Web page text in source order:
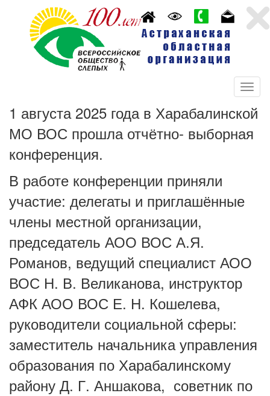
1 августа 2025 года в Харабалинской
МО ВОС прошла отчётно- выборная
конференция.
В работе конференции приняли
участие: делегаты и приглашённые
члены местной организации,
председатель АОО ВОС А.Я.
Романов, ведущий специалист АОО
ВОС Н. В. Великанова, инструктор
АФК АОО ВОС Е. Н. Кошелева,
руководители социальной сферы:
заместитель начальника управления
образования по Харабалинскому
району Д. Г. Аншакова, советник по